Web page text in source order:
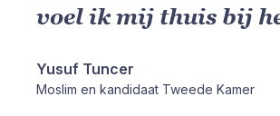
voel ik mij thuis bij
Yusuf Tuncer
Moslim en kandidaat Tweede Kamer